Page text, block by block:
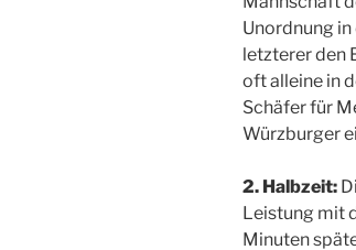
Unordnung
letzterer den
oft alleine in
Schäfer für
Würzburger
2. Halbzeit:
Leistung mit
Minuten